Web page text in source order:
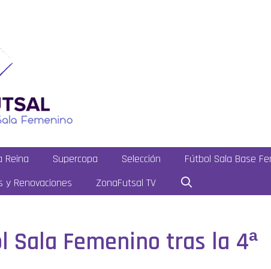
Reina Supercopa Selección
Fútbol Sala Base
y Renovaciones ZonaFutsal TV
Sala Femenino tras la 4ª